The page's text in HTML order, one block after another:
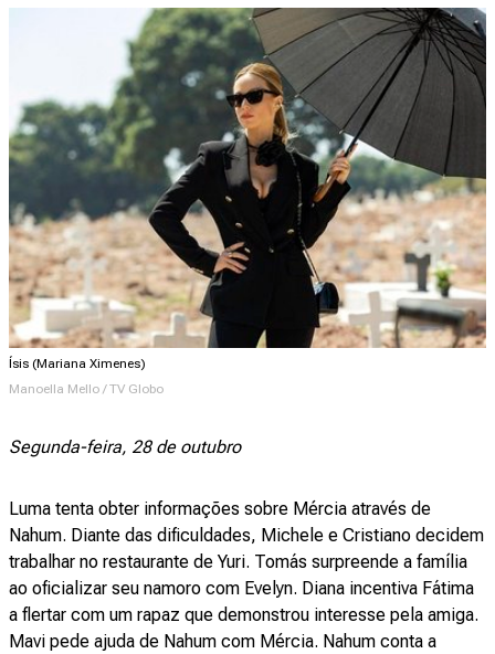
Ísis (Mariana Ximenes)
Manoella Mello / TV Globo
Segunda-feira, 28 de outubro
Luma tenta obter informações sobre Mércia através de
Nahum. Diante das dificuldades, Michele e Cristiano decidem
trabalhar no restaurante de Yuri. Tomás surpreende a família
ao oficializar seu namoro com Evelyn. Diana incentiva Fátima
a flertar com um rapaz que demonstrou interesse pela amiga.
Mavi pede ajuda de Nahum com Mércia. Nahum conta a